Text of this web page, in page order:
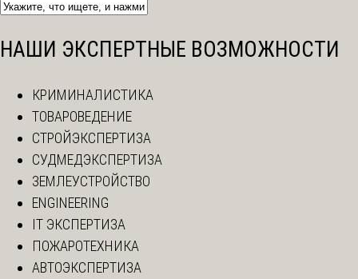
НАШИ ЭКСПЕРТНЫЕ ВОЗМОЖНОСТИ
КРИМИНАЛИСТИКА
ТОВАРОВЕДЕНИЕ
СТРОЙЭКСПЕРТИЗА
СУДМЕДЭКСПЕРТИЗА
ЗЕМЛЕУСТРОЙСТВО
ENGINEERING
IT ЭКСПЕРТИЗА
ПОЖАРОТЕХНИКА
АВТОЭКСПЕРТИЗА